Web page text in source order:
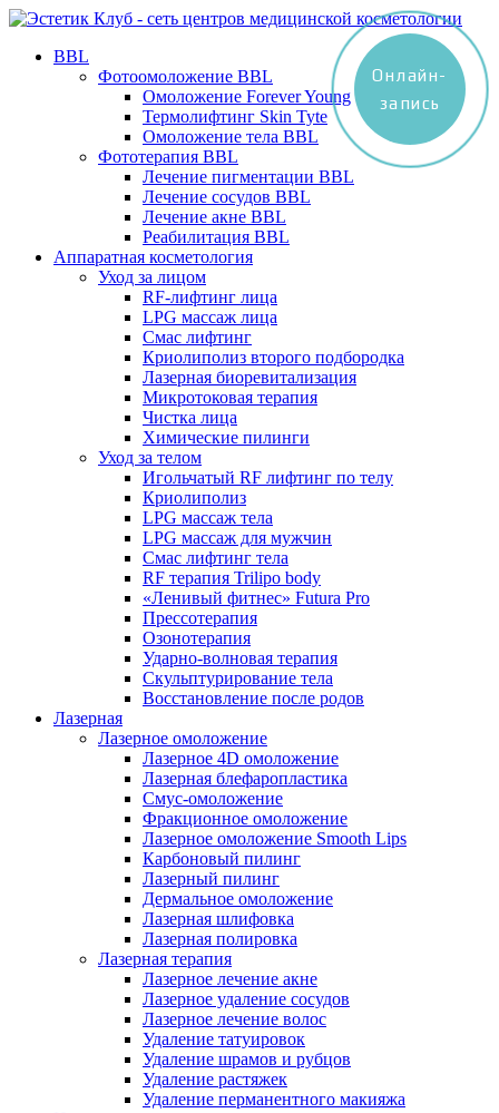
BBL
Фотоомоложение BBL
Омоложение Forever Young
Термолифтинг Skin Tyte
Омоложение тела BBL
Фототерапия BBL
Лечение пигментации BBL
Лечение сосудов BBL
Лечение акне BBL
Реабилитация BBL
Аппаратная косметология
Уход за лицом
RF-лифтинг лица
LPG массаж лица
Смас лифтинг
Криолиполиз второго подбородка
Лазерная биоревитализация
Микротоковая терапия
Чистка лица
Химические пилинги
Уход за телом
Игольчатый RF лифтинг по телу
Криолиполиз
LPG массаж тела
LPG массаж для мужчин
Смас лифтинг тела
RF терапия Trilipo body
«Ленивый фитнес» Futura Pro
Прессотерапия
Озонотерапия
Ударно-волновая терапия
Скульптурирование тела
Восстановление после родов
Лазерная
Лазерное омоложение
Лазерное 4D омоложение
Лазерная блефаропластика
Смус-омоложение
Фракционное омоложение
Лазерное омоложение Smooth Lips
Карбоновый пилинг
Лазерный пилинг
Дермальное омоложение
Лазерная шлифовка
Лазерная полировка
Лазерная терапия
Лазерное лечение акне
Лазерное удаление сосудов
Лазерное лечение волос
Удаление татуировок
Удаление шрамов и рубцов
Удаление растяжек
Удаление перманентного макияжа
Онлайн-
запись